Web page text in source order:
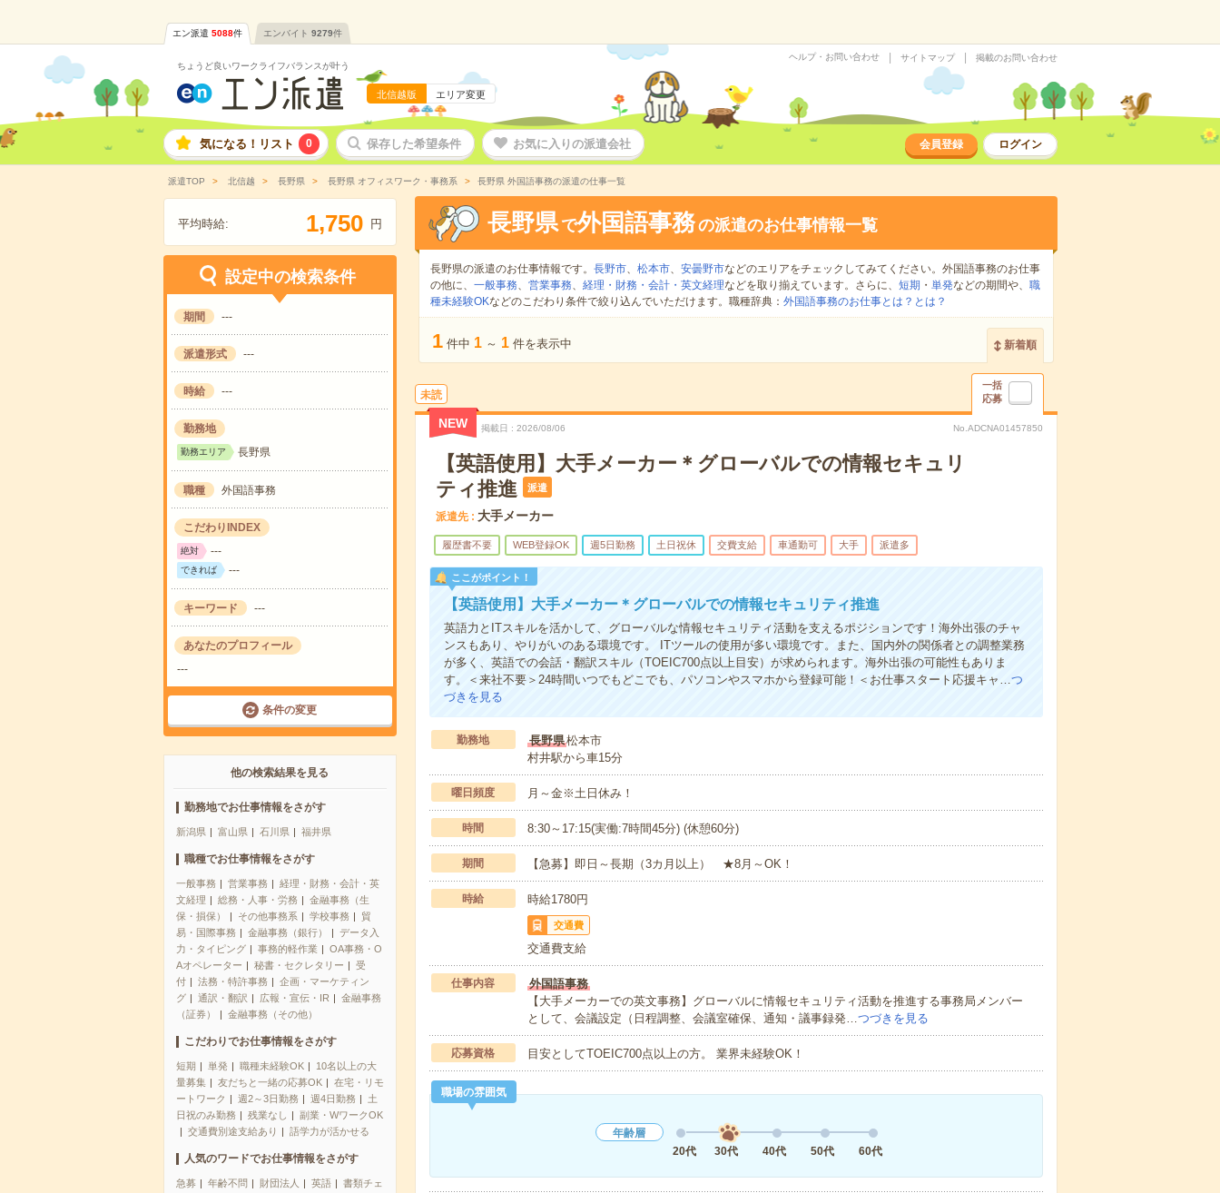
エン派遣 5088件 エンバイト 9279件
ちょうど良いワークライフバランスが叶う
北信越版 エリア変更
ヘルプ・お問い合わせ サイトマップ 掲載のお問い合わせ
気になる！リスト 0 保存した希望条件 お気に入りの派遣会社 会員登録 ログイン
派遣TOP 北信越 長野県 長野県 オフィスワーク・事務系 長野県 外国語事務の派遣の仕事一覧
平均時給: 1,750 円
設定中の検索条件
期間 ---
派遣形式 ---
時給 ---
勤務地
勤務エリア 長野県
職種 外国語事務
こだわりINDEX
絶対 ---
できれば ---
キーワード ---
あなたのプロフィール
---
条件の変更
他の検索結果を見る
勤務地でお仕事情報をさがす
新潟県 富山県 石川県 福井県
職種でお仕事情報をさがす
一般事務 営業事務
経理・財務・会計・英
文経理
総務・人事・労務
金融事務（生
保・損保）
その他事務系 学校事務
貿
易・国際事務
金融事務（銀行）
データ入
力・タイピング
事務的軽作業
OA事務・O
Aオペレーター
秘書・セクレタリー
受
付
法務・特許事務
企画・マーケティン
グ
通訳・翻訳 広報・宣伝・IR
金融事務
（証券）
金融事務（その他）
こだわりでお仕事情報をさがす
短期 単発 職種未経験OK
10名以上の大
量募集
友だちと一緒の応募OK
在宅・リモ
ートワーク
週2～3日勤務 週4日勤務
土
日祝のみ勤務
残業なし
副業・WワークOK
交通費別途支給あり
語学力が活かせる
人気のワードでお仕事情報をさがす
急募 年齢不問 財団法人 英語
書類チェ
長野県 で外国語事務の派遣のお仕事情報一覧
長野県の派遣のお仕事情報です。 長野市、 松本市、 安曇野市などのエリアをチェックしてみてください。外国語事務のお仕事
の他に、 一般事務、 営業事務、 経理・財務・会計・英文経理などを取り揃えています。さらに、 短期 ・ 単発などの期間や、 職
種未経験OKなどのこだわり条件で絞り込んでいただけます。職種辞典： 外国語事務のお仕事とは？とは？
1 件中 1 ～ 1 件を表示中 新着順
未読
一括
応募
NEW 掲載日 2026/08/06 No.ADCNA01457850
【英語使用】大手メーカー＊グローバルでの情報セキュリ
ティ推進
派遣
派遣先 大手メーカー
履歴書不要 WEB登録OK 週5日勤務 土日祝休 交費支給 車通勤可 大手 派遣多
ここがポイント！
【英語使用】大手メーカー＊グローバルでの情報セキュリティ推進
英語力とITスキルを活かして、グローバルな情報セキュリティ活動を支えるポジションです！海外出張のチャ
ンスもあり、やりがいのある環境です。 ITツールの使用が多い環境です。また、国内外の関係者との調整業務
が多く、英語での会話・翻訳スキル（TOEIC700点以上目安）が求められます。海外出張の可能性もありま
す。＜来社不要＞24時間いつでもどこでも、パソコンやスマホから登録可能！＜お仕事スタート応援キャ…つ
づきを見る
勤務地 長野県松本市
村井駅から車15分
曜日頻度 月～金※土日休み！
時間 8:30～17:15(実働:7時間45分) (休憩60分)
期間 【急募】即日～長期（3カ月以上） ★8月～OK！
時給 時給1780円
交通費
交通費支給
仕事内容
外国語事務
【大手メーカーでの英文事務】グローバルに情報セキュリティ活動を推進する事務局メンバー
として、会議設定（日程調整、会議室確保、通知・議事録発…つづきを見る
応募資格 目安としてTOEIC700点以上の方。 業界未経験OK！
職場の雰囲気
年齢層
20代
30代 40代 50代 60代